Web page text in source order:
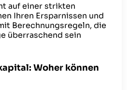
auf einer strikten
Ihren Ersparnissen und
Berechnungsregeln, die
überraschend sein
Woher können